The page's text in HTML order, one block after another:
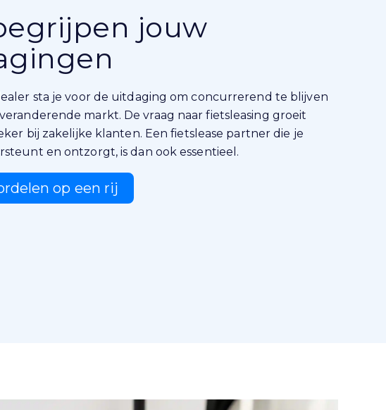
jouw
sta je voor de uitdaging om concurrerend te blijven
markt. De vraag naar fietsleasing groeit
bij zakelijke klanten. Een fietslease partner die je
en ontzorgt, is dan ook essentieel.
op een rij